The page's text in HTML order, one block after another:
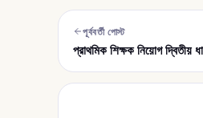
পূর্ববর্তী পোস্ট
প্রাথমিক শিক্ষক নিয়োগ